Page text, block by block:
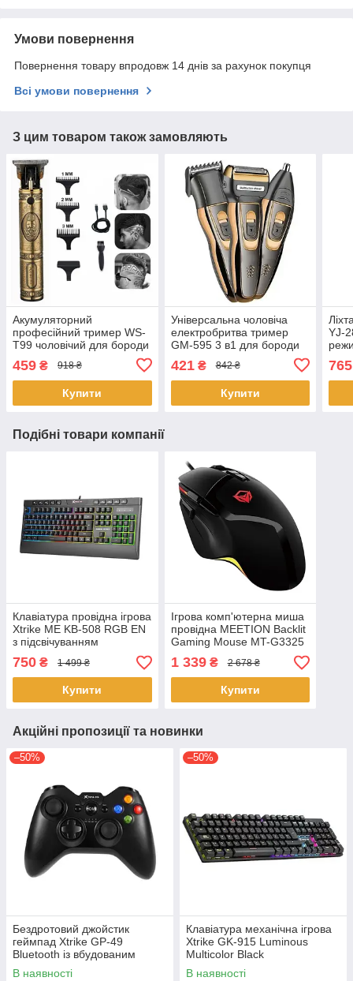
Умови повернення
Повернення товару впродовж 14 днів за рахунок покупця
Всі умови повернення
З цим товаром також замовляють
Акумуляторний
професійний тример WS-
T99 чоловічий для бороди
окантовки і малюнків
459 ₴ 918 ₴
Купити
Універсальна чоловіча
електробритва тример
GM-595 3 в1 для бороди
сіткова акумуляторна для
чоловіків
421₴ 842 ₴
Купити
YJ-
765
Подібні товари компанії
Клавіатура провідна ігрова
Xtrike ME KB-508 RGB EN
з підсвічуванням
750 ₴ 1 499 ₴
Купити
Ігрова комп'ютерна миша
провідна MEETION Backlit
Gaming Mouse MT-G3325
5000 DPI RGB
підсвічування Чорний
1 339₴ 2 678 ₴
Купити
Акційні пропозиції та новинки
–50%
Бездротовий джойстик
геймпад Xtrike GP-49
Bluetooth із вбудованим
акумулятором
В наявності
–50%
Клавіатура механічна ігрова
Xtrike GK-915 Luminous
Multicolor Black
В наявності